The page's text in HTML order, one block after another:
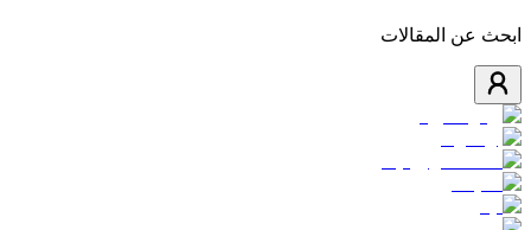
ابحث عن المقالات